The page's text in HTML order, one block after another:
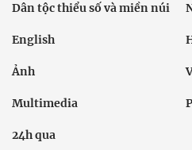
Dân tộc thiểu số và miền núi
English
Ảnh
Multimedia
24h qua